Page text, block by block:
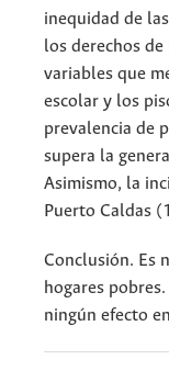
inequidad de
los derechos
variables que
escolar y los
prevalencia de
supera la
Asimismo, la
Puerto Caldas
Conclusión. Es
hogares
ningún efecto